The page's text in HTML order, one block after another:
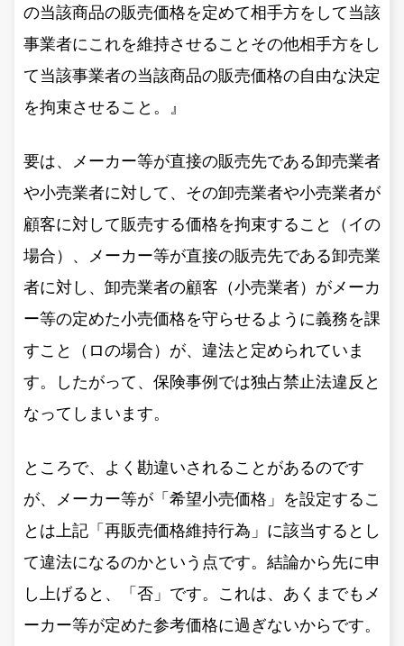
の当該商品の販売価格を定めて相手方をして当該
事業者にこれを維持させることその他相手方をし
て当該事業者の当該商品の販売価格の自由な決定
を拘束させること。』
要は、メーカー等が直接の販売先である卸売業者
や小売業者に対して、その卸売業者や小売業者が
顧客に対して販売する価格を拘束すること（イの
場合）、メーカー等が直接の販売先である卸売業
者に対し、卸売業者の顧客（小売業者）がメーカ
ー等の定めた小売価格を守らせるように義務を課
すこと（ロの場合）が、違法と定められていま
す。したがって、保険事例では独占禁止法違反と
なってしまいます。
ところで、よく勘違いされることがあるのです
が、メーカー等が「希望小売価格」を設定するこ
とは上記「再販売価格維持行為」に該当するとし
て違法になるのかという点です。結論から先に申
し上げると、「否」です。これは、あくまでもメ
ーカー等が定めた参考価格に過ぎないからです。